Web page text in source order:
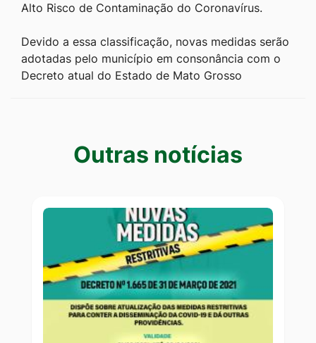
Alto Risco de Contaminação do Coronavírus.
Devido a essa classificação, novas medidas serão
adotadas pelo município em consonância com o
Decreto atual do Estado de Mato Grosso
Outras notícias
Outras notícias